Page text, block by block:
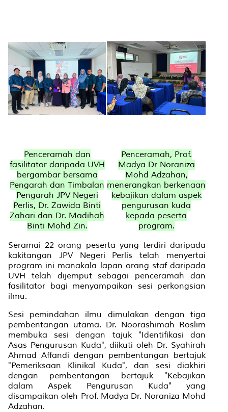
Penceramah dan
fasilitator daripada UVH
bergambar bersama
Pengarah dan Timbalan
Pengarah JPV Negeri
Perlis, Dr. Zawida Binti
Zahari dan Dr. Madihah
Binti Mohd Zin.
Penceramah, Prof.
Madya Dr Noraniza
Mohd Adzahan,
menerangkan berkenaan
kebajikan dalam aspek
pengurusan kuda
kepada peserta
program.
Seramai 22 orang peserta yang terdiri daripada
kakitangan JPV Negeri Perlis telah menyertai
program ini manakala lapan orang staf daripada
UVH telah dijemput sebagai penceramah dan
fasilitator bagi menyampaikan sesi perkongsian
ilmu.
Sesi pemindahan ilmu dimulakan dengan tiga
pembentangan utama. Dr. Noorashimah Roslim
membuka sesi dengan tajuk "Identifikasi dan
Asas Pengurusan Kuda", diikuti oleh Dr. Syahirah
Ahmad Affandi dengan pembentangan bertajuk
"Pemeriksaan Klinikal Kuda", dan sesi diakhiri
dengan pembentangan bertajuk "Kebajikan
dalam Aspek Pengurusan Kuda" yang
disampaikan oleh Prof. Madya Dr. Noraniza Mohd
Adzahan.